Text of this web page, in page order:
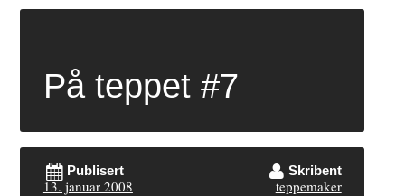
På teppet #7
Publisert
13. januar 2008
Skribent
teppemaker